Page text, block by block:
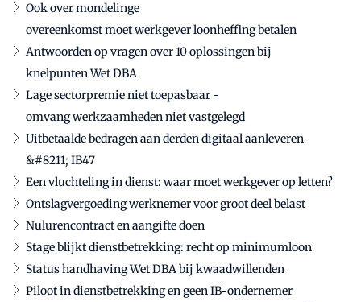
Ook over mondelinge
overeenkomst moet werkgever loonheffing betalen
Antwoorden op vragen over 10 oplossingen bij
knelpunten Wet DBA
Lage sectorpremie niet toepasbaar -
omvang werkzaamheden niet vastgelegd
Uitbetaalde bedragen aan derden digitaal aanleveren
&#8211; IB47
Een vluchteling in dienst: waar moet werkgever op letten?
Ontslagvergoeding werknemer voor groot deel belast
Nulurencontract en aangifte doen
Stage blijkt dienstbetrekking: recht op minimumloon
Status handhaving Wet DBA bij kwaadwillenden
Piloot in dienstbetrekking en geen IB-ondernemer